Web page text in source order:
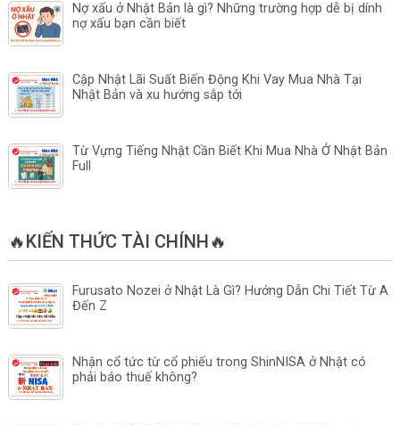
Nợ xấu ở Nhật Bản là gì? Những trường hợp dễ bị dính
nợ xấu bạn cần biết
Cập Nhật Lãi Suất Biến Động Khi Vay Mua Nhà Tại
Nhật Bản và xu hướng sắp tới
Từ Vựng Tiếng Nhật Cần Biết Khi Mua Nhà Ở Nhật Bản
Full
🔥KIẾN THỨC TÀI CHÍNH🔥
Furusato Nozei ở Nhật Là Gì? Hướng Dẫn Chi Tiết Từ A
Đến Z
Nhận cổ tức từ cổ phiếu trong ShinNISA ở Nhật có
phải báo thuế không?